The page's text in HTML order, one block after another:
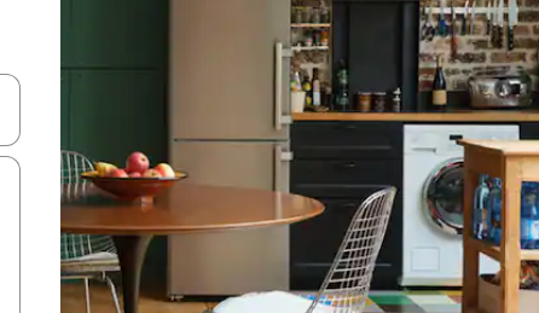
och nedåtpilarna eller utforska genom att trycka eller svepa.